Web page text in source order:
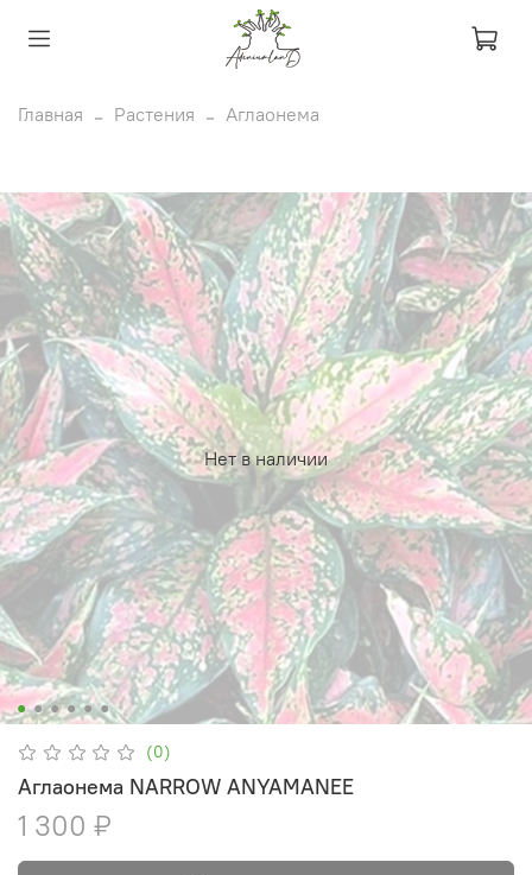
Главная Растения Аглаонема
Нет в наличии
(0)
Аглаонема NARROW ANYAMANEE
1 300 ₽